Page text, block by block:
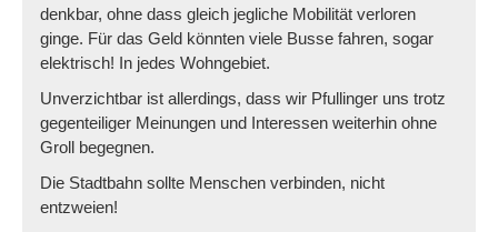
denkbar, ohne dass gleich jegliche Mobilität verloren
ginge. Für das Geld könnten viele Busse fahren, sogar
elektrisch! In jedes Wohngebiet.
Unverzichtbar ist allerdings, dass wir Pfullinger uns trotz
gegenteiliger Meinungen und Interessen weiterhin ohne
Groll begegnen.
Die Stadtbahn sollte Menschen verbinden, nicht
entzweien!